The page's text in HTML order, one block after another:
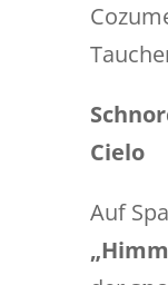
Cielo
Auf